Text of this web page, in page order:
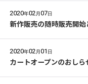
2020年02月07日
新作販売の随時販売開
2020年02月01 日
カートオープンのおし